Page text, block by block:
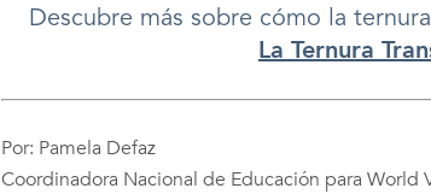
Descubre más sobre cómo la
La Ternura
Por: Pamela Defaz
Coordinadora Nacional de Educación para World